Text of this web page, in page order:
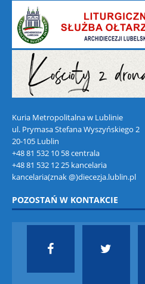
Kuria Metropolitalna w Lublinie
ul. Prymasa Stefana Wyszyńskiego 2
20-105 Lublin
+48 81 532 10 58 centrala
+48 81 532 12 25 kancelaria
kancelaria(znak @)diecezja.lublin.pl
POZOSTAŃ W KONTAKCIE